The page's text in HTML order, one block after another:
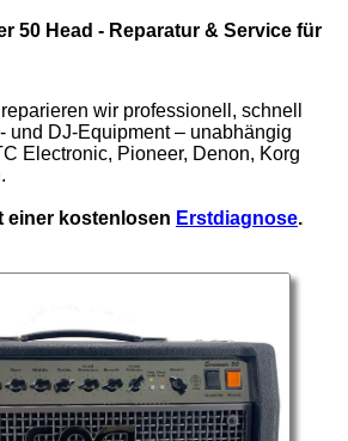
50 Head - Reparatur & Service für
wir professionell, schnell
und DJ-Equipment – unabhängig
Electronic, Pioneer, Denon, Korg
einer kostenlosen Erstdiagnose.